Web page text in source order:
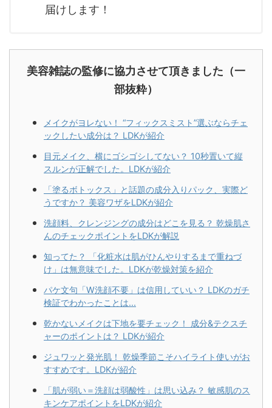
届けします！
美容雑誌の監修に協力させて頂きました（一
部抜粋）
メイクがヨレない！ “フィックスミスト”選ぶならチェ
ックしたい成分は？ LDKが紹介
目元メイク、横にゴシゴシしてない？ 10秒置いて縦
スルンが正解でした。LDKが紹介
「塗るボトックス」と話題の成分入りパック、実際ど
うですか？ 美容ワザをLDKが紹介
洗顔料、クレンジングの成分はどこを見る？ 乾燥肌さ
んのチェックポイントをLDKが解説
知ってた？ 「化粧水は肌がひんやりするまで重ねづ
け」は無意味でした。LDKが乾燥対策を紹介
パケ文句「W洗顔不要」は信用していい？ LDKのガチ
検証でわかったことは...
乾かないメイクは下地を要チェック！ 成分&テクスチ
ャーのポイントは？ LDKが紹介
ジュワッと発光肌！ 乾燥季節こそハイライト使いがお
すすめです。LDKが紹介
「肌が弱い＝洗顔は弱酸性」は思い込み？ 敏感肌のス
キンケアポイントをLDKが紹介